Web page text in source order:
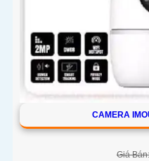
CAMERA
Giá